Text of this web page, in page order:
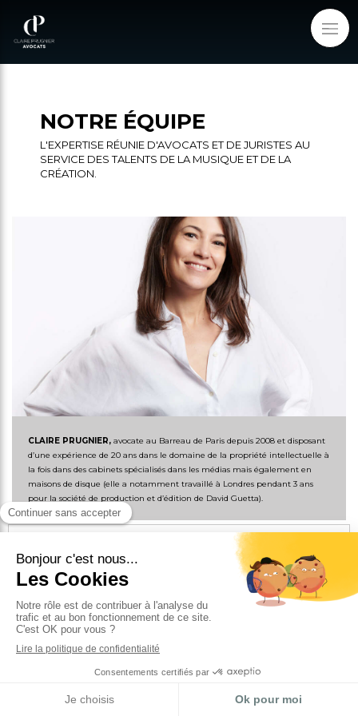
NOTRE ÉQUIPE
L'EXPERTISE RÉUNIE D'AVOCATS ET DE JURISTES AU
SERVICE DES TALENTS DE LA MUSIQUE ET DE LA
CRÉATION.
CLAIRE PRUGNIER, avocate au Barreau de Paris depuis 2008 et disposant
d’une expérience de 20 ans dans le domaine de la propriété intellectuelle à
la fois dans des cabinets spécialisés dans les médias mais également en
maisons de disque (elle a notamment travaillé à Londres pendant 3 ans
pour la société de production et d’édition de David Guetta).
PRUGNIER
AVOCATE FONDATRICE
Français